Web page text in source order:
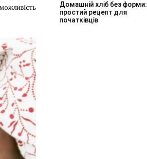
Домашній хліб без форми:
простий рецепт для
початківців